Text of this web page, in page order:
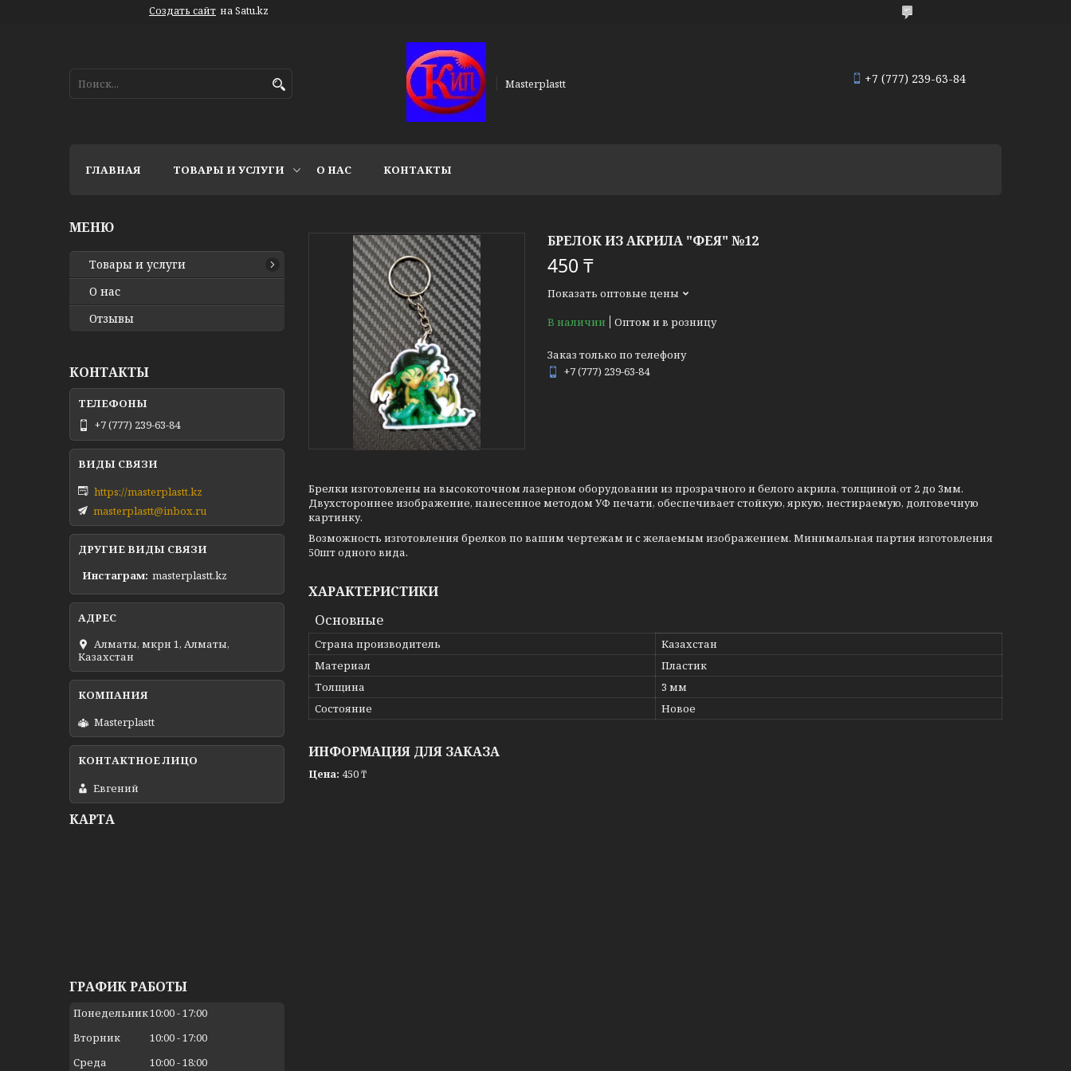
Создать сайт на Satu.kz
Masterplastt +7 (777) 239-63-84
ГЛАВНАЯ ТОВАРЫ И УСЛУГИ О НАС КОНТАКТЫ
БРЕЛОК ИЗ АКРИЛА "ФЕЯ" №12
450 ₸
Показать оптовые цены
В наличии
Оптом и в розницу
Заказ только по телефону
+7 (777) 239-63-84
Брелки изготовлены на высокоточном лазерном оборудовании из прозрачного и белого акрила, толщиной от 2 до 3мм.
Двухстороннее изображение, нанесенное методом УФ печати, обеспечивает стойкую, яркую, нестираемую, долговечную
картинку.
Возможность изготовления брелков по вашим чертежам и с желаемым изображением. Минимальная партия изготовления
50шт одного вида.
ХАРАКТЕРИСТИКИ
Основные
Страна производитель
Казахстан
Материал
Пластик
Толщина
3 мм
Состояние
Новое
ИНФОРМАЦИЯ ДЛЯ ЗАКАЗА
Цена: 450 ₸
Товары и услуги
О нас
Отзывы
КОНТАКТЫ
+7 (777) 239-63-84
https://masterplastt.kz
masterplastt@inbox.ru
ДРУГИЕ ВИДЫ СВЯЗИ
Инстаграм masterplastt.kz
Алматы, мкрн 1, Алматы,
Казахстан
Masterplastt
Евгений
КАРТА
ГРАФИК РАБОТЫ
Понедельник10:00 17:00
Вторник
10:00 17:00
Среда
10:00 18:00